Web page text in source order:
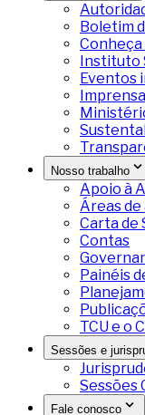
Boletim
Conheça
Instituto
Eventos
Imprensa
Nosso trabalho
Apoio à
Áreas de
Carta de
Contas
Painéis
TCU e o
Sessões e
Sessões
Fale conosco